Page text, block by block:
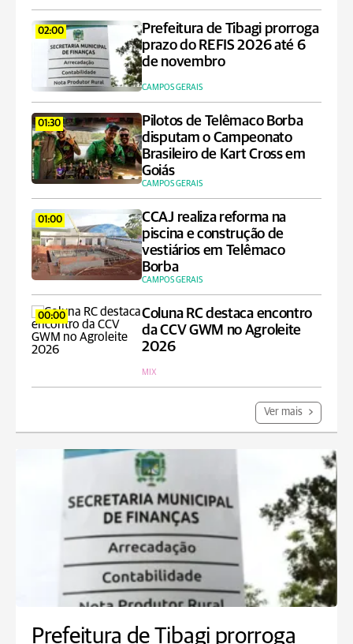
02:00
Prefeitura de Tibagi prorroga
prazo do REFIS 2026 até 6
de novembro
CAMPOS GERAIS
01:30
Pilotos de Telêmaco Borba
disputam o Campeonato
Brasileiro de Kart Cross em
Goiás
CAMPOS GERAIS
01:00
CCAJ realiza reforma na
piscina e construção de
vestiários em Telêmaco
Borba
CAMPOS GERAIS
00:00
Coluna RC destaca encontro
da CCV GWM no Agroleite
2026
MIX
Ver mais
Prefeitura de Tibagi prorroga